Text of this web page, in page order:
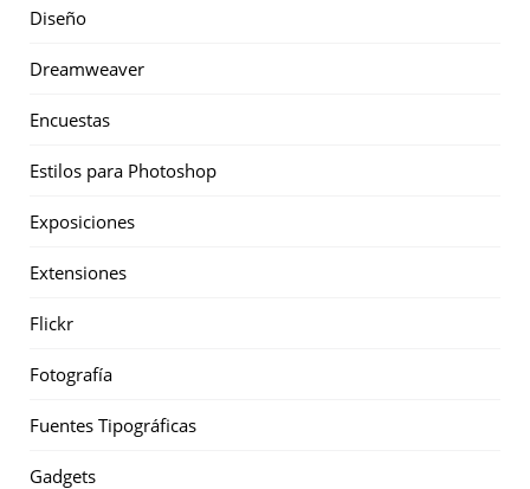
Diseño
Dreamweaver
Encuestas
Estilos para Photoshop
Exposiciones
Extensiones
Flickr
Fotografía
Fuentes Tipográficas
Gadgets